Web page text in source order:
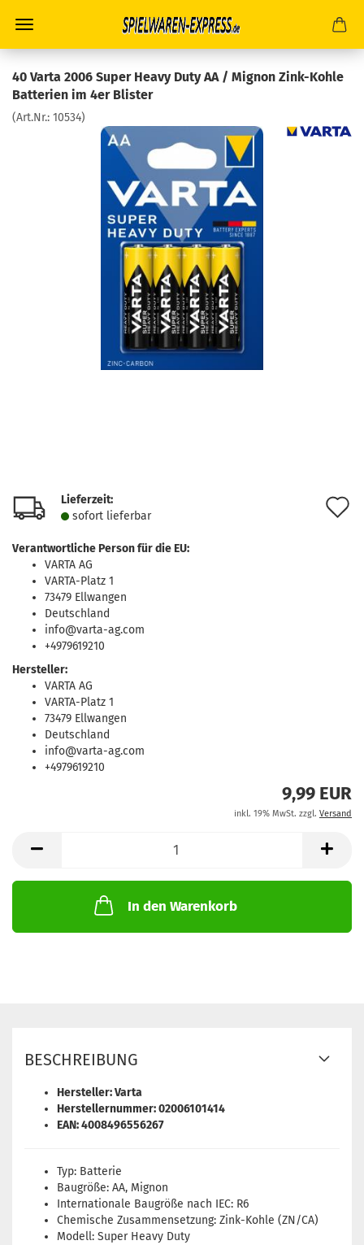
40 Varta 2006 Super Heavy Duty AA / Mignon Zink-Kohle
Batterien im 4er Blister
(Art.Nr.: 10534)
Lieferzeit:
sofort lie­fer­bar
Verantwortliche Person für die EU:
VARTA AG
VARTA-Platz 1
73479 Ellwangen
Deutschland
info@varta-ag.com
+4979619210
Hersteller:
VARTA AG
VARTA-Platz 1
73479 Ellwangen
Deutschland
info@varta-ag.com
+4979619210
9,99 EUR
inkl. 19% MwSt. zzgl. Versand
In den Warenkorb
BESCHREIBUNG
Hersteller: Varta
Herstellernummer: 02006101414
EAN: 4008496556267
Typ: Batterie
Baugröße: AA, Mignon
Internationale Baugröße nach IEC: R6
Chemische Zusammensetzung: Zink-Kohle (ZN/CA)
Modell: Super Heavy Duty